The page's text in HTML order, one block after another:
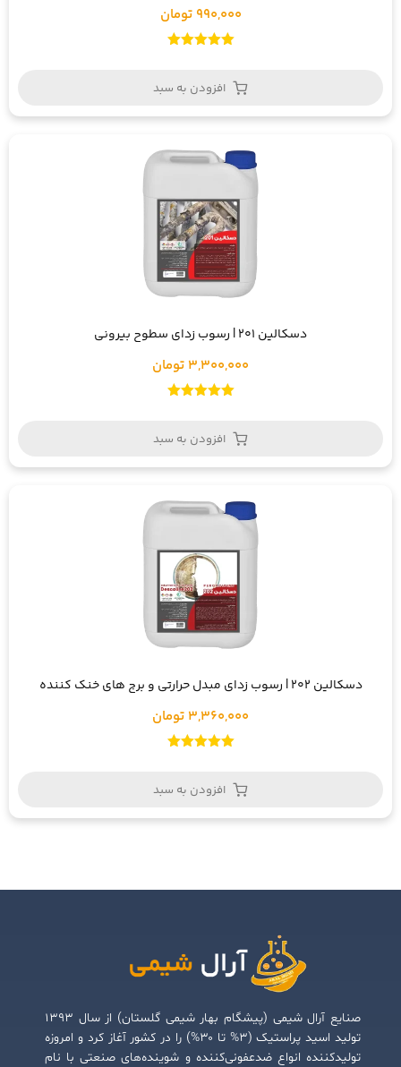
990,000 تومان
افزودن به سبد
دسکالین 201 | رسوب زدای سطوح بیرونی
3,300,000 تومان
افزودن به سبد
دسکالین 202 | رسوب زدای مبدل حرارتی و برج های خنک کننده
3,360,000 تومان
افزودن به سبد
صنایع آرال شیمی (پیشگام بهار شیمی گلستان) از سال ۱۳۹۳
تولید اسید پراستیک (۳% تا ۳۰%) را در کشور آغاز کرد و امروزه
تولیدکننده انواع ضدعفونی‌کننده و شوینده‌های صنعتی با نام